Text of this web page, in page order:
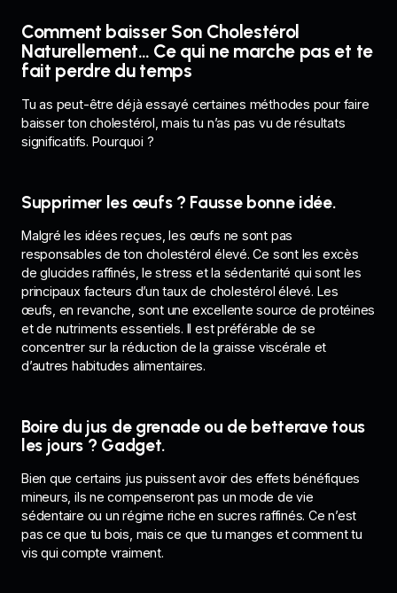
Comment baisser Son Cholestérol
Naturellement… Ce qui ne marche pas et te
fait perdre du temps
Tu as peut-être déjà essayé certaines méthodes pour faire
baisser ton cholestérol, mais tu n’as pas vu de résultats
significatifs. Pourquoi ?
Supprimer les œufs ? Fausse bonne idée.
Malgré les idées reçues, les œufs ne sont pas
responsables de ton cholestérol élevé. Ce sont les excès
de glucides raffinés, le stress et la sédentarité qui sont les
principaux facteurs d’un taux de cholestérol élevé. Les
œufs, en revanche, sont une excellente source de protéines
et de nutriments essentiels. Il est préférable de se
concentrer sur la réduction de la graisse viscérale et
d’autres habitudes alimentaires.
Boire du jus de grenade ou de betterave tous
les jours ? Gadget.
Bien que certains jus puissent avoir des effets bénéfiques
mineurs, ils ne compenseront pas un mode de vie
sédentaire ou un régime riche en sucres raffinés. Ce n’est
pas ce que tu bois, mais ce que tu manges et comment tu
vis qui compte vraiment.